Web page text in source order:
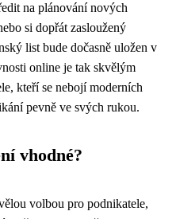
na plánování nových
si dopřát zasloužený
list bude dočasně uložen v
online je tak skvělým
kteří se nebojí moderních
pevně ve svých rukou.
vhodné?
volbou pro podnikatele,